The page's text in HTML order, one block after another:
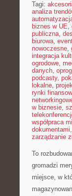
Tagi:
analiza
biznes w UE,
publiczna,
biurowa,
nowoczesne,
integracja
ogrodowe,
danych,
podcasty,
lokalne,
rynki
w biznesie,
współpraca
dokumentami,
zarządzanie
To
gromadzi
miejsce, w